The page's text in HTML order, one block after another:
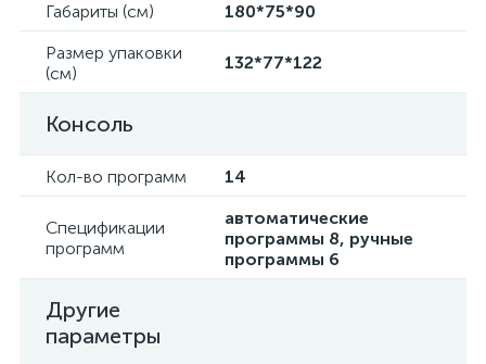
Габариты (см)
180*75*90
Размер упаковки
(см)
132*77*122
Консоль
Кол-во программ 14
Спецификации
программ
автоматические
программы 8, ручные
программы 6
Другие
параметры